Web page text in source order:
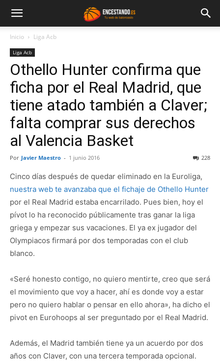
Inicio Liga Acb
Liga Acb
Othello Hunter confirma que
ficha por el Real Madrid, que
tiene atado también a Claver;
falta comprar sus derechos
al Valencia Basket
Por Javier Maestro - 1 junio 2016 228
Cinco días después de quedar eliminado en la Euroliga,
nuestra web te avanzaba que el fichaje de Othello Hunter
por el Real Madrid estaba encarrilado. Pues bien, hoy el
pívot lo ha reconocido públicamente tras ganar la liga
griega y empezar sus vacaciones. El ya ex jugador del
Olympiacos firmará por dos temporadas con el club
blanco.
«Seré honesto contigo, no quiero mentirte, creo que será
el movimiento que voy a hacer, ahí es donde voy a estar
pero no quiero hablar o pensar en ello ahora», ha dicho el
pivot en Eurohoops al ser preguntado por el Real Madrid.
Además, el Madrid también tiene ya un acuerdo por dos
años con Claver, con una tercera temporada opcional.